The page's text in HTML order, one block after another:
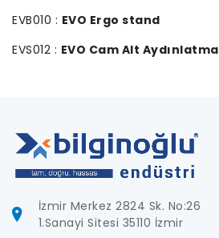
EVB010 : EVO Ergo stand
EVS012 : EVO Cam Alt Aydınlatma
İzmir Merkez 2824 Sk. No:26
1.Sanayi Sitesi 35110 İzmir